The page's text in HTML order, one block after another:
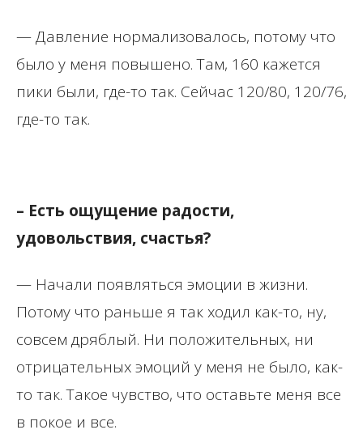
— Давление нормализовалось, потому что
было у меня повышено. Там, 160 кажется
пики были, где-то так. Сейчас 120/80, 120/76,
где-то так.
– Есть ощущение радости,
удовольствия, счастья?
— Начали появляться эмоции в жизни.
Потому что раньше я так ходил как-то, ну,
совсем дряблый. Ни положительных, ни
отрицательных эмоций у меня не было, как-
то так. Такое чувство, что оставьте меня все
в покое и все.